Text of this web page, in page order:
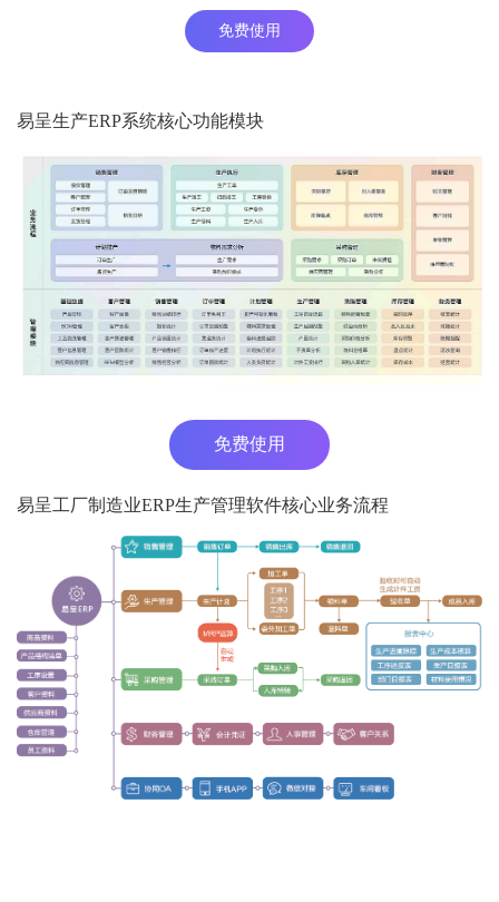
免费使用
易呈生产ERP系统核心功能模块
免费使用
易呈工厂制造业ERP生产管理软件核心业务流程